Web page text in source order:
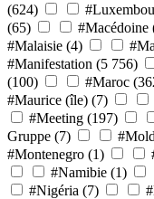
(624)
(65)
#Macédoine
#Malaisie (4)
#Manifestation (5 756)
(100)
#Maroc
#Maurice (île) (7)
#Meeting (197)
Gruppe (7)
#Montenegro (1)
#Namibie (1)
#Nigéria (7)